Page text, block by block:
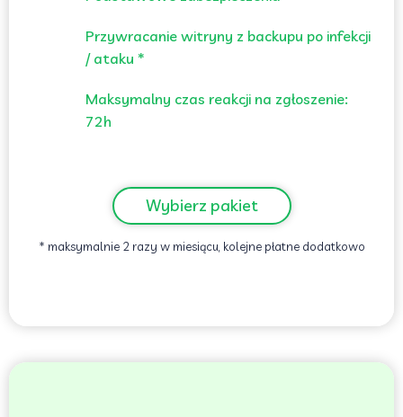
Przywracanie witryny z backupu po infekcji
/ ataku *
Maksymalny czas reakcji na zgłoszenie:
72h
Wybierz pakiet
* maksymalnie 2 razy w miesiącu, kolejne płatne dodatkowo